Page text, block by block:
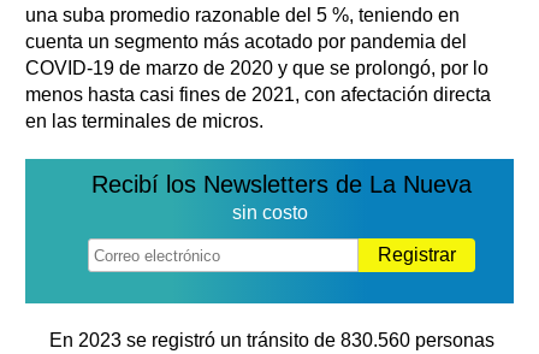
una suba promedio razonable del 5 %, teniendo en
cuenta un segmento más acotado por pandemia del
COVID-19 de marzo de 2020 y que se prolongó, por lo
menos hasta casi fines de 2021, con afectación directa
en las terminales de micros.
Recibí los Newsletters de La Nueva
sin costo
Registrar
En 2023 se registró un tránsito de 830.560 personas